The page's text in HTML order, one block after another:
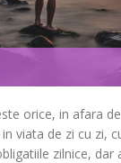
orice, in afara
viata de zi cu zi,
zilnice, dar